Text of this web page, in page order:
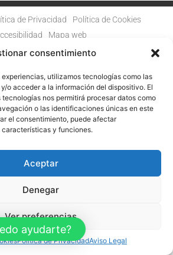
consentimiento
utilizamos tecnologías como las
o acceder a la información del dispositivo. El
nos permitirá procesar datos como
o las identificaciones únicas en este
el consentimiento, puede afectar
y funciones.
Aceptar
Denegar
Ver preferencias
Política de PrivacidadAviso Legal
de Privacidad
Política de Cookies
Mapa web
FONDOS NEXT GENERATION (EU) DEL
Empresas – Todos los derechos reservados.
ayudarte?